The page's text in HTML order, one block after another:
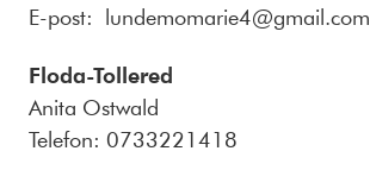
E-post: lundemomarie4@gmail.com
Floda-Tollered
Anita Ostwald
Telefon: 0733221418